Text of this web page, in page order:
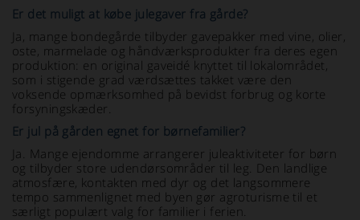
Er det muligt at købe julegaver fra gårde?
Ja, mange bondegårde tilbyder gavepakker med vine, olier,
oste, marmelade og håndværksprodukter fra deres egen
produktion: en original gaveidé knyttet til lokalområdet,
som i stigende grad værdsættes takket være den
voksende opmærksomhed på bevidst forbrug og korte
forsyningskæder.
Er jul på gården egnet for børnefamilier?
Ja. Mange ejendomme arrangerer juleaktiviteter for børn
og tilbyder store udendørsområder til leg. Den landlige
atmosfære, kontakten med dyr og det langsommere
tempo sammenlignet med byen gør agroturisme til et
særligt populært valg for familier i ferien.